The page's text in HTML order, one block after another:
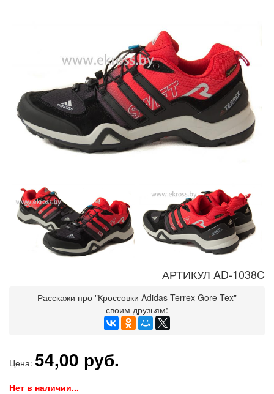
АРТИКУЛ AD-1038C
Расскажи про "Кроссовки Adidas Terrex Gore-Tex"
своим друзьям:
Цена: 54,00 руб.
Нет в наличии...